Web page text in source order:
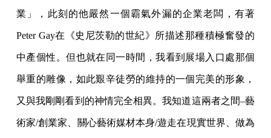
業」，此刻的他嚴然一個霸氣外漏的企業老闆，有著
Peter Gay在《史尼茨勒的世紀》所描述那種積極奮發的
中產個性。但也就在同一時間，我看到展場入口處那個
舉重的雕像，如此艱辛徒勞的維持的一個完美的形象，
又與我剛剛看到的神情完全相異。我知道這兩者之間–藝
術家/創業家、關心藝術媒材本身/遊走在現實世界、做為